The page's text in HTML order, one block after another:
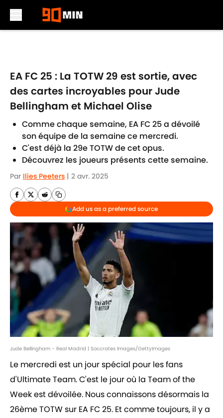
EA FC 25 : La TOTW 29 est sortie, avec
des cartes incroyables pour Jude
Bellingham et Michael Olise
Comme chaque semaine, EA FC 25 a dévoilé
son équipe de la semaine ce mercredi.
C'est déjà la 29e TOTW de cet opus.
Découvrez les joueurs présents cette semaine.
Par Ilies Peeters | 2 avr. 2025
Add us as a preferred source
Jude Bellingham - Real Madrid | Soccrates Images/GettyImages
Le mercredi est un jour spécial pour les fans
d'Ultimate Team. C'est le jour où la Team of the
Week est dévoilée. Nous connaissons désormais la
26ème TOTW sur EA FC 25. Et comme toujours, il y a